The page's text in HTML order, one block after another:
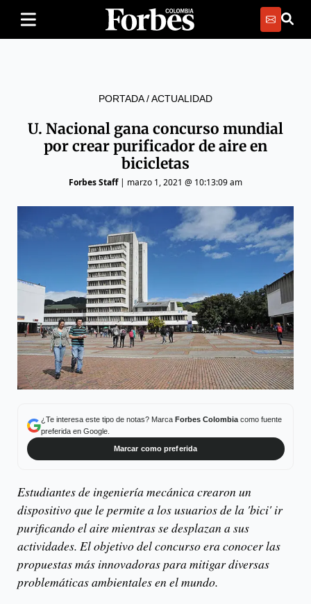
PORTADA/ACTUALIDAD
U. Nacional gana concurso mundial
por crear purificador de aire en
bicicletas
Forbes Staff| marzo 1, 2021 @ 10:13:09 am
¿Te interesa este tipo de notas? Marca Forbes Colombiacomo fuente
preferida en Google.
Marcar como preferida
Estudiantes de ingeniería mecánica crearon un
dispositivo que le permite a los usuarios de la 'bici' ir
purificando el aire mientras se desplazan a sus
actividades. El objetivo del concurso era conocer las
propuestas más innovadoras para mitigar diversas
problemáticas ambientales en el mundo.